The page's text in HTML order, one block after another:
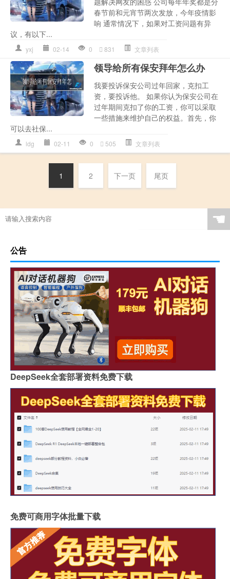
春节前和元宵节两次发放，今年疫情影
响 通常情况下，如果对工资问题有异
议，有以下...
yxj 02-14 0 831 文章列表
领导给所有保安拜年怎么办
我要投诉保安公司过年回家，克扣工
资，要投诉他。 如果你认为保安公司在
过年期间克扣了你的工资，你可以采取
一些措施来维护自己的权益。首先，你
可以去社保...
ldg 02-11 0 505 文章列表
1 2 下一页 尾页
☚
公告
DeepSeek全套部署资料免费下载
免费可商用字体批量下载